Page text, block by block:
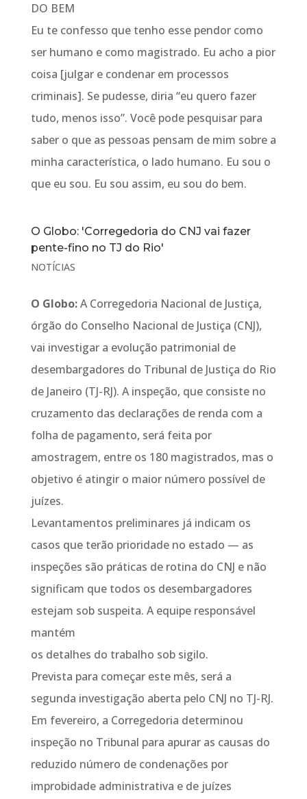
DO BEM
Eu te confesso que tenho esse pendor como
ser humano e como magistrado. Eu acho a pior
coisa [julgar e condenar em processos
criminais]. Se pudesse, diria “eu quero fazer
tudo, menos isso”. Você pode pesquisar para
saber o que as pessoas pensam de mim sobre a
minha característica, o lado humano. Eu sou o
que eu sou. Eu sou assim, eu sou do bem.
O Globo: 'Corregedoria do CNJ vai fazer
pente-fino no TJ do Rio'
NOTÍCIAS
O Globo:A Corregedoria Nacional de Justiça,
órgão do Conselho Nacional de Justiça (CNJ),
vai investigar a evolução patrimonial de
desembargadores do Tribunal de Justiça do Rio
de Janeiro (TJ-RJ). A inspeção, que consiste no
cruzamento das declarações de renda com a
folha de pagamento, será feita por
amostragem, entre os 180 magistrados, mas o
objetivo é atingir o maior número possível de
juízes.
Levantamentos preliminares já indicam os
casos que terão prioridade no estado — as
inspeções são práticas de rotina do CNJ e não
significam que todos os desembargadores
estejam sob suspeita. A equipe responsável
mantém
os detalhes do trabalho sob sigilo.
Prevista para começar este mês, será a
segunda investigação aberta pelo CNJ no TJ-RJ.
Em fevereiro, a Corregedoria determinou
inspeção no Tribunal para apurar as causas do
reduzido número de condenações por
improbidade administrativa e de juízes